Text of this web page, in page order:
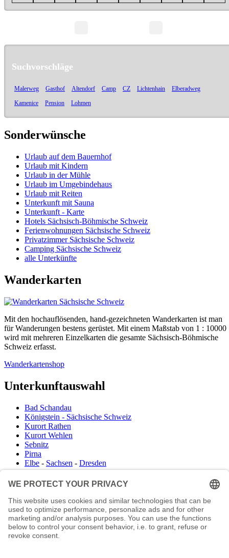
Suchvorschläge
Malerweg Gasthof Altendorf Camp CZ Lichtenhain
Elberadweg
Kamenice
Pension Lohmen
Sonderwünsche
Urlaub auf dem Bauernhof
Urlaub mit Kindern
Urlaub in der Mühle
Urlaub im Umgebindehaus
Urlaub mit Reiten
Unterkunft mit Sauna
Unterkunft - Karte
Hotels Sächsisch-Böhmische Schweiz
Ferienwohnungen Sächsische Schweiz
Privatzimmer Sächsische Schweiz
Camping Sächsische Schweiz
alle Unterkünfte
Wanderkarten
Mit den hochauflösenden, hand-gezeichneten Wanderkarten ist man
für Wanderungen bestens gerüstet. Mit einem Maßstab von 1 : 10000
wird mit mehreren Einzelkarten die gesamte Sächsisch-Böhmische
Schweiz erfasst.
Wanderkartenshop
Unterkunftauswahl
Bad Schandau
Königstein - Sächsische Schweiz
Kurort Rathen
Kurort Wehlen
Sebnitz
Pirna
Elbe - Sachsen - Dresden
Infocenter
Wanderkartenshop
Prospektdownload
Unterkunft Böhmisch Sächsische Schweiz
Veranstaltungskalender